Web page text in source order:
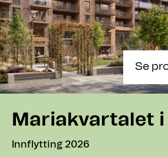
Se
Mariakvartalet
Innflytting 2026